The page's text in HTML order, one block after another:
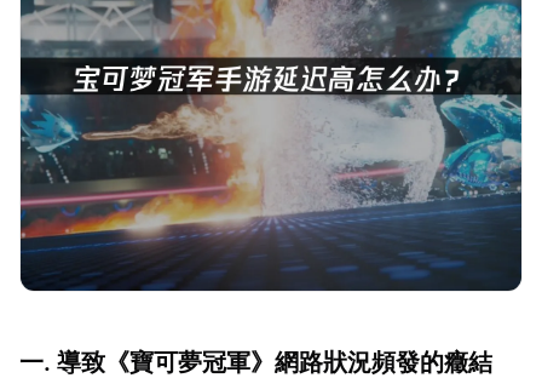
一. 導致《寶可夢冠軍》網路狀況頻發的癥結